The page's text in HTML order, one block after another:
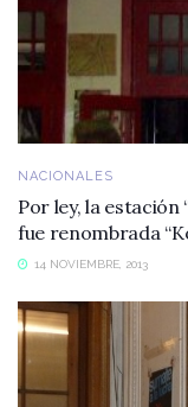
NACIONALES
Por ley, la estación
fue renombrada
14 NOVIEMBRE, 2013